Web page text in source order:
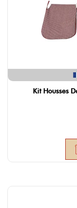
Kit Housses